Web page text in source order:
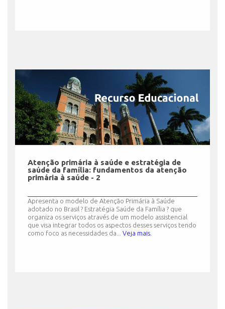
Atenção primária à saúde e estratégia de
saúde da família: fundamentos da atenção
primária à saúde - 2
Apresenta o modelo de Atenção Primária à Saúde
adotado no Brasil ? Estratégia Saúde da Família ? que
organiza os serviços através de um modelo assistencial
que visa integrar todos os aspectos desses serviços tendo
como foco as necessidades da... Veja mais.